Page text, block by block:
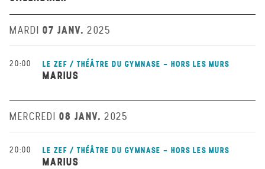
MARDI 07 JANV. 2025
20:00 LE ZEF / THÉÂTRE DU GYMNASE - HORS LES MURS
MARIUS
MERCREDI 08 JANV. 2025
20:00 LE ZEF / THÉÂTRE DU GYMNASE - HORS LES MURS
MARIUS